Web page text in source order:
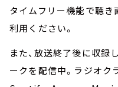
タイムフリー機能で聴き
利用ください。
また、放送終了後に収録
ークを配信中。ラジオク